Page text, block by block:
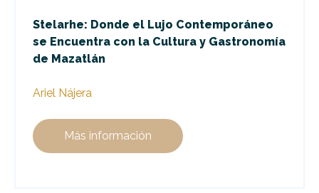
Stelarhe: Donde el Lujo Contemporáneo
se Encuentra con la Cultura y Gastronomía
de Mazatlán
Ariel Nájera
Más información